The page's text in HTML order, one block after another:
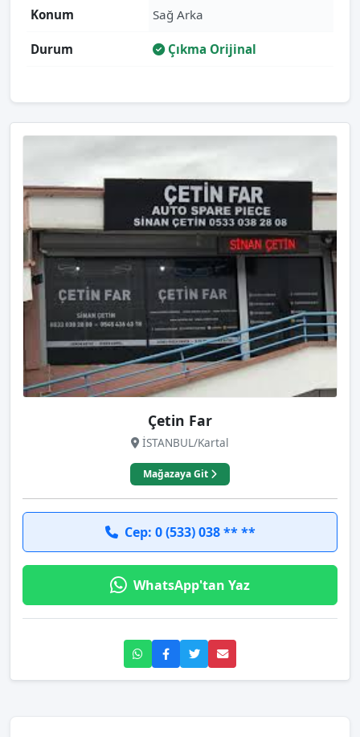
Konum Sağ Arka
Durum Çıkma Orijinal
Çetin Far
İSTANBUL/Kartal
Mağazaya Git
Cep: 0 (533) 038 ** **
WhatsApp'tan Yaz